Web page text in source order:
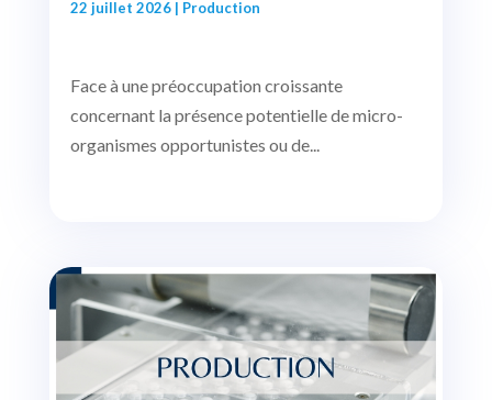
22 juillet 2026| Production
Face à une préoccupation croissante
concernant la présence potentielle de micro-
organismes opportunistes ou de...